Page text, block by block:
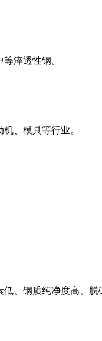
淬透性钢。
、模具等行业。
低、钢质纯净度高、脱